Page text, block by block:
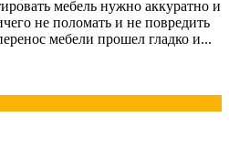
мебель нужно аккуратно и
не поломать и не повредить
мебели прошел гладко и...